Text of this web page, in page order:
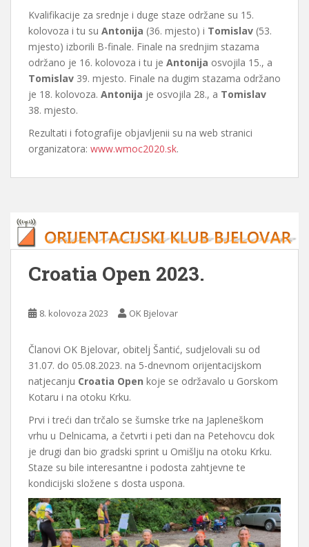
Kvalifikacije za srednje i duge staze održane su 15.
kolovoza i tu su Antonija (36. mjesto) i Tomislav (53.
mjesto) izborili B-finale. Finale na srednjim stazama
održano je 16. kolovoza i tu je Antonija osvojila 15., a
Tomislav 39. mjesto. Finale na dugim stazama održano
je 18. kolovoza. Antonija je osvojila 28., a Tomislav
38. mjesto.
Rezultati i fotografije objavljenii su na web stranici
organizatora: www.wmoc2020.sk.
Croatia Open 2023.
8. kolovoza 2023 OK Bjelovar
Članovi OK Bjelovar, obitelj Šantić, sudjelovali su od
31.07. do 05.08.2023. na 5-dnevnom orijentacijskom
natjecanju Croatia Open koje se održavalo u Gorskom
Kotaru i na otoku Krku.
Prvi i treći dan trčalo se šumske trke na Japleneškom
vrhu u Delnicama, a četvrti i peti dan na Petehovcu dok
je drugi dan bio gradski sprint u Omišlju na otoku Krku.
Staze su bile interesantne i podosta zahtjevne te
kondicijski složene s dosta uspona.